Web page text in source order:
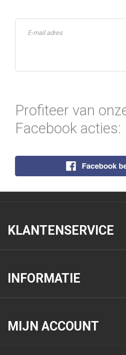
Profiteer van
Facebook acties:
KLANTENSERVICE
INFORMATIE
MIJN ACCOUNT